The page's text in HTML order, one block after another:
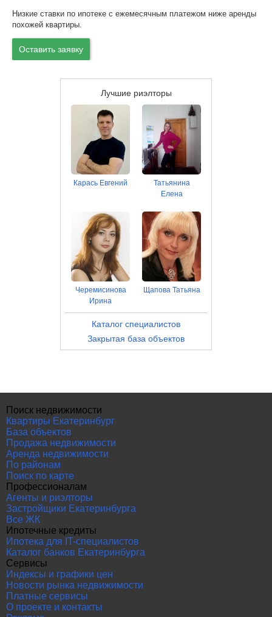
Низкие ставки по ипотеке с ежемесячным платежом ниже аренды
похожей квартиры.
Оставить заявку
Лучшие риэлторы
Карась Евгений
Татьянина
Елена
Черемисинова
Ирина
Щапова Татьяна
Каталог специалистов
Закрытая база объектов
Поиск недвижимости
Квартиры Екатеринбург
База объектов
Продажа недвижимости
Аренда недвижимости
По районам
Поиск по карте
Профессионалам
Агенты и риэлторы
Застройщики Екатеринбурга
Все ЖК
Ипотечные кредиты
Ипотека для IT-специалистов
Каталог банков Екатеринбурга
Сервисы
Индексы и графики цен
Новости рынка недвижимости
Платные сервисы
О проекте и контакты